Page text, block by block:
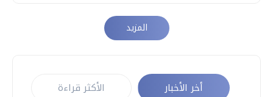
المزيد
أخر الأخبار الأكثر قراءة